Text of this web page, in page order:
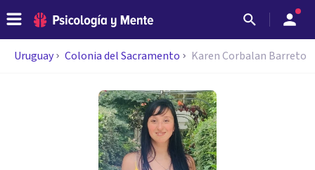
Uruguay Colonia del Sacramento Karen Corbalan Barreto